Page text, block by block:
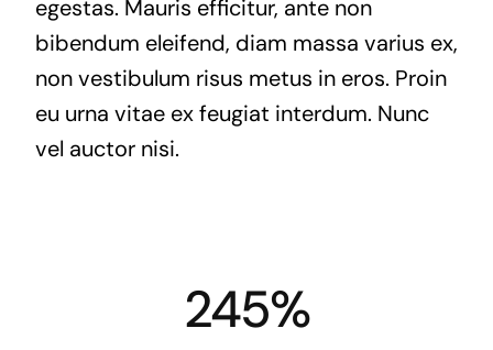
egestas. Mauris efficitur, ante non
bibendum eleifend, diam massa varius ex,
non vestibulum risus metus in eros. Proin
eu urna vitae ex feugiat interdum. Nunc
vel auctor nisi.
245%